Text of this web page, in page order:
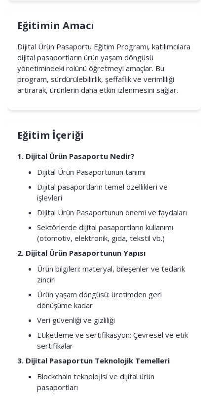
Eğitimin Amacı
Dijital Ürün Pasaportu Eğitim Programı, katılımcılara
dijital pasaportların ürün yaşam döngüsü
yönetimindeki rolünü öğretmeyi amaçlar. Bu
program, sürdürülebilirlik, şeffaflık ve verimliliği
artırarak, ürünlerin daha etkin izlenmesini sağlar.
Eğitim İçeriği
1. Dijital Ürün Pasaportu Nedir?
Dijital Ürün Pasaportunun tanımı
Dijital pasaportların temel özellikleri ve
işlevleri
Dijital Ürün Pasaportunun önemi ve faydaları
Sektörlerde dijital pasaportların kullanımı
(otomotiv, elektronik, gıda, tekstil vb.)
2. Dijital Ürün Pasaportunun Yapısı
Ürün bilgileri: materyal, bileşenler ve tedarik
zinciri
Ürün yaşam döngüsü: üretimden geri
dönüşüme kadar
Veri güvenliği ve gizliliği
Etiketleme ve sertifikasyon: Çevresel ve etik
sertifikalar
3. Dijital Pasaportun Teknolojik Temelleri
Blockchain teknolojisi ve dijital ürün
pasaportları